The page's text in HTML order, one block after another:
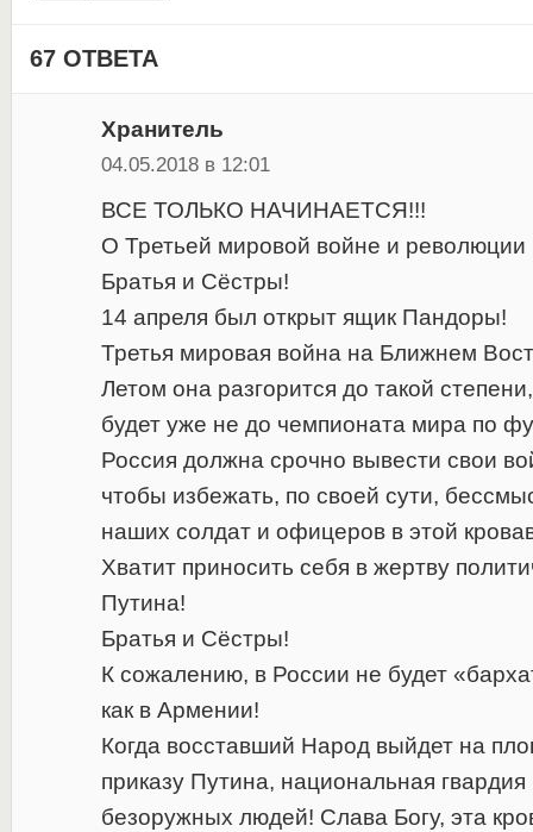
67 ОТВЕТА
Хранитель
04.05.2018 в 12:01
ВСЕ ТОЛЬКО НАЧИНАЕТСЯ!!!
О Третьей мировой войне и революции
Братья и Сёстры!
14 апреля был открыт ящик Пандоры!
Третья мировая война на Ближнем
Летом она разгорится до такой
будет уже не до чемпионата мира по
Россия должна срочно вывести свои
чтобы избежать, по своей сути,
наших солдат и офицеров в этой
Хватит приносить себя в жертву
Путина!
Братья и Сёстры!
К сожалению, в России не будет
как в Армении!
Когда восставший Народ выйдет на
приказу Путина, национальная гвардия
безоружных людей! Слава Богу, эта